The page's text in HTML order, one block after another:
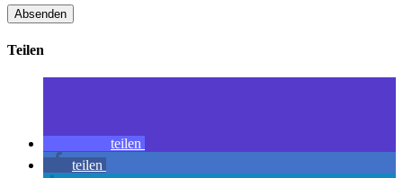
Teilen
teilen
teilen